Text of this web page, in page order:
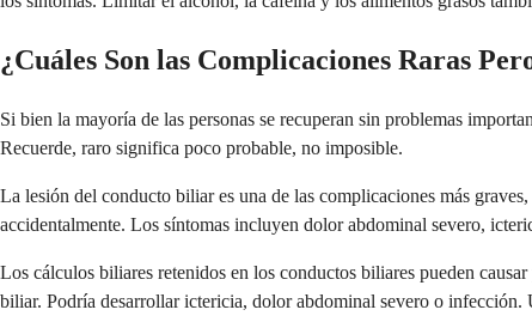
¿Cuáles Son las Complicaciones Raras
Si bien la mayoría de las personas se recuperan sin problemas
Recuerde, raro significa poco probable, no imposible.
La lesión del conducto biliar es una de las complicaciones más
accidentalmente. Los síntomas incluyen dolor abdominal severo,
Los cálculos biliares retenidos en los conductos biliares pueden
biliar. Podría desarrollar ictericia, dolor abdominal severo o